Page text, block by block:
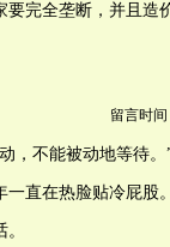
完全垄断，并且造
留言时间
，不能被动地等待。
直在热脸贴冷屁股